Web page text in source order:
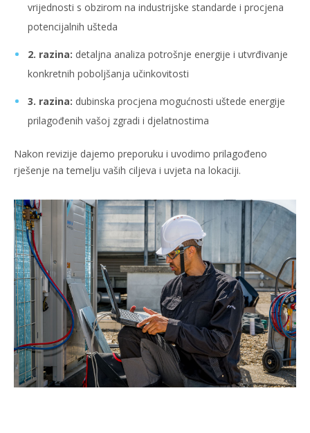
vrijednosti s obzirom na industrijske standarde i procjena
potencijalnih ušteda
2. razina: detaljna analiza potrošnje energije i utvrđivanje
konkretnih poboljšanja učinkovitosti
3. razina: dubinska procjena mogućnosti uštede energije
prilagođenih vašoj zgradi i djelatnostima
Nakon revizije dajemo preporuku i uvodimo prilagođeno
rješenje na temelju vaših ciljeva i uvjeta na lokaciji.